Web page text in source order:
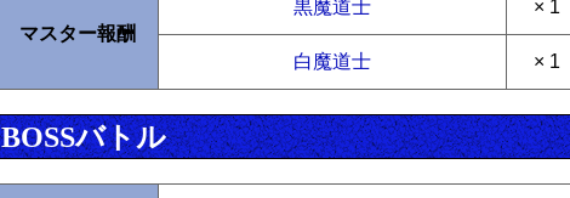
マスター報酬
黒魔道士 × 1
白魔道士 × 1
BOSSバトル